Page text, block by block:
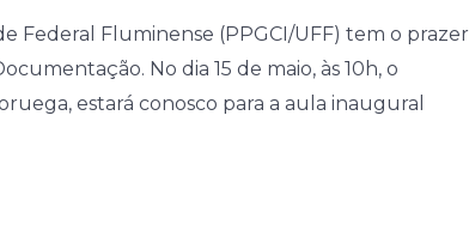
Federal Fluminense (PPGCI/UFF) tem o prazer
No dia 15 de maio, às 10h, o
estará conosco para a aula inaugural